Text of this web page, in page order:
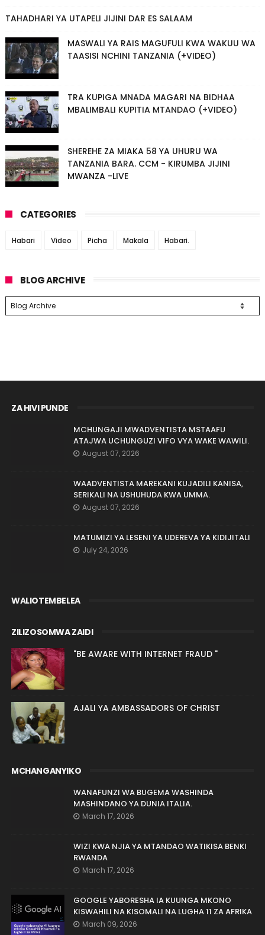
TAHADHARI YA UTAPELI JIJINI DAR ES SALAAM
MASWALI YA RAIS MAGUFULI KWA WAKUU WA
TAASISI NCHINI TANZANIA (+VIDEO)
TRA KUPIGA MNADA MAGARI NA BIDHAA
MBALIMBALI KUPITIA MTANDAO (+VIDEO)
SHEREHE ZA MIAKA 58 YA UHURU WA
TANZANIA BARA. CCM - KIRUMBA JIJINI
MWANZA -LIVE
CATEGORIES
Habari Video Picha Makala Habari.
BLOG ARCHIVE
ZA HIVI PUNDE
MCHUNGAJI MWADVENTISTA MSTAAFU
ATAJWA UCHUNGUZI VIFO VYA WAKE WAWILI.
August 07, 2026
WAADVENTISTA MAREKANI KUJADILI KANISA,
SERIKALI NA USHUHUDA KWA UMMA.
August 07, 2026
MATUMIZI YA LESENI YA UDEREVA YA KIDIJITALI
July 24, 2026
WALIOTEMBELEA
ZILIZOSOMWA ZAIDI
"BE AWARE WITH INTERNET FRAUD "
AJALI YA AMBASSADORS OF CHRIST
MCHANGANYIKO
WANAFUNZI WA BUGEMA WASHINDA
MASHINDANO YA DUNIA ITALIA.
March 17, 2026
WIZI KWA NJIA YA MTANDAO WATIKISA BENKI
RWANDA
March 17, 2026
GOOGLE YABORESHA IA KUUNGA MKONO
KISWAHILI NA KISOMALI NA LUGHA 11 ZA AFRIKA
March 09, 2026